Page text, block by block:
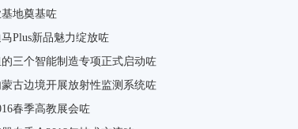
基地奠基咗
Plus新品魅力绽放咗
的三个智能制造专项正式启动咗
蒙古边境开展放射性监测系统咗
春季高教展会咗